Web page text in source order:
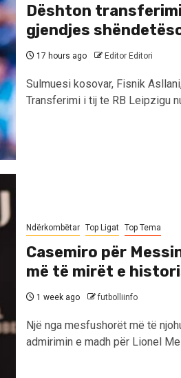
Dështon
gjendjes
17 hours ago Editor Editori
Sulmuesi kosovar, Fisnik
Transferimi i tij te RB Leipzigu
Ndërkombëtar Top Ligat Top Tema
Casemiro për
më të mirët e
1 week ago futbolliinfo
Një nga mesfushorët më të
admirimin e madh për Lionel